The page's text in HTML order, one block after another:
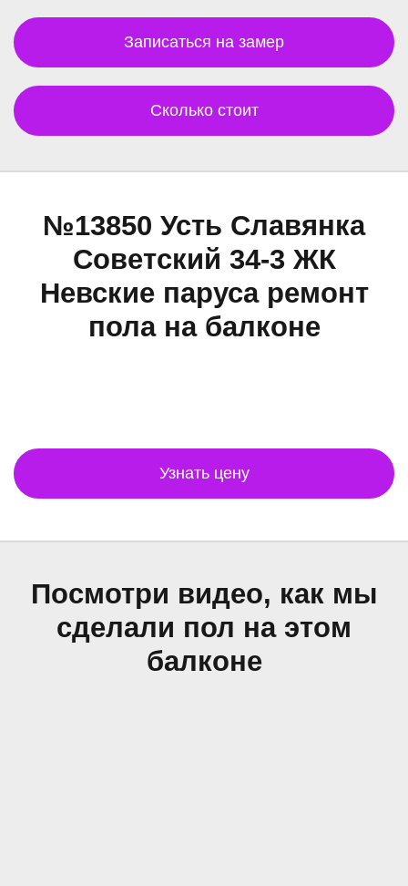
Записаться на замер
Сколько стоит
№13850 Усть Славянка
Советский 34-3 ЖК
Невские паруса ремонт
пола на балконе
Узнать цену
Посмотри видео, как мы
сделали пол на этом
балконе